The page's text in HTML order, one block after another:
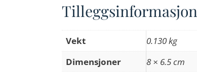
Tilleggsinformasjon
Vekt
0.130 kg
Dimensjoner
8 × 6.5 cm